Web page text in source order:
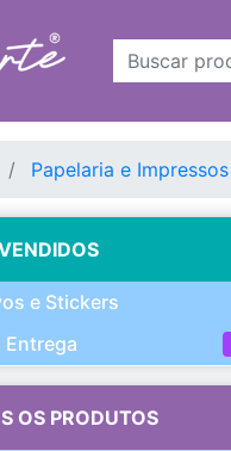
Papelaria e Impressos
e Stickers
Entrega
OS PRODUTOS